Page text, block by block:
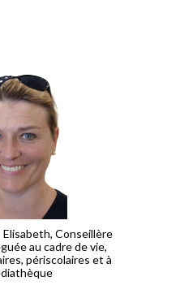
Elisabeth, Conseillère
au cadre de vie,
périscolaires et à